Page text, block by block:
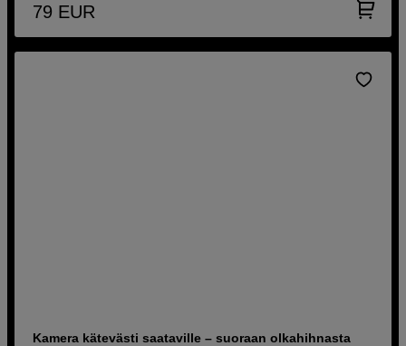
79 EUR
Kamera kätevästi saataville – suoraan olkahihnasta